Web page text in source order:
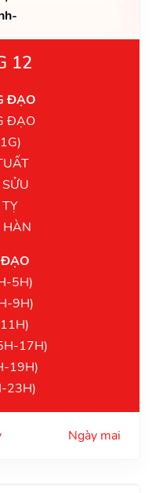
12
ĐẠO
ĐẠO
HÀN
5H)
9H)
17H)
19H)
23H)
Ngày mai